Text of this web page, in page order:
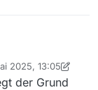
Rechte
2025, 13:05
DerReisende77
der Grund